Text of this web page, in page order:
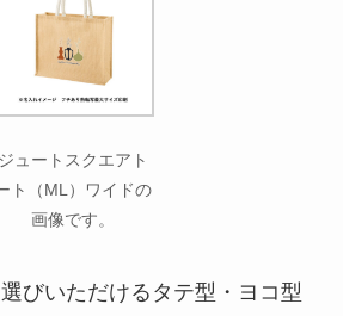
ジュートスクエアト
ト（ML）ワイドの
画像です。
びいただけるタテ型・ヨコ型